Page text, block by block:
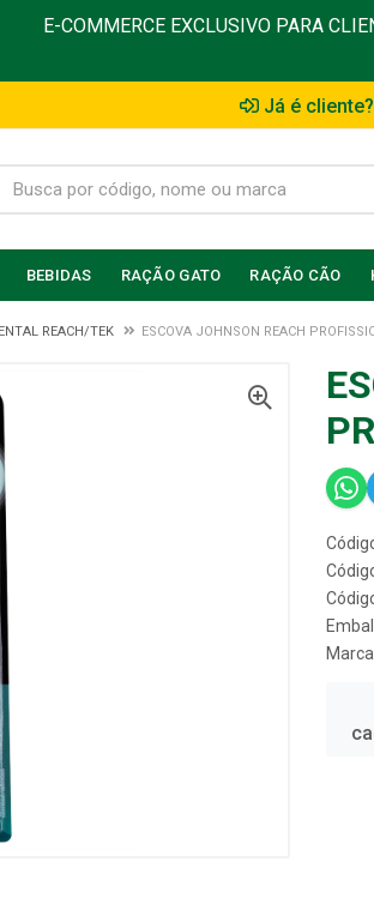
E-COMMERCE EXCLUSIVO PARA
Já é
BEBIDAS RAÇÃO GATO RAÇÃO CÃO
REACH/TEK ESCOVA JOHNSON REACH